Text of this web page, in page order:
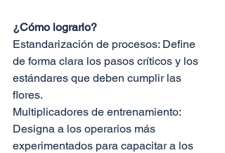
¿Cómo lograrlo?
Estandarización de procesos: Define
de forma clara los pasos críticos y los
estándares que deben cumplir las
flores.
Multiplicadores de entrenamiento:
Designa a los operarios más
experimentados para capacitar a los